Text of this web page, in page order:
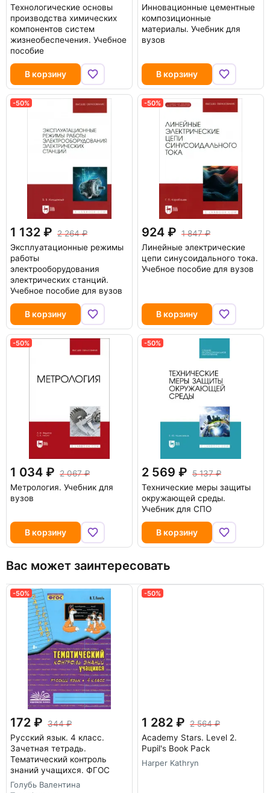
Технологические основы
производства химических
компонентов систем
жизнеобеспечения. Учебное
пособие
В корзину
Инновационные цементные
композиционные
материалы. Учебник для
вузов
В корзину
-50%
1 132
2 264
Эксплуатационные режимы
работы
электрооборудования
электрических станций.
Учебное пособие для вузов
В корзину
-50%
924
1 847
Линейные электрические
цепи синусоидального тока.
Учебное пособие для вузов
В корзину
-50%
1 034
2 067
Метрология. Учебник для
вузов
В корзину
-50%
2 569
5 137
Технические меры защиты
окружающей среды.
Учебник для СПО
В корзину
Вас может заинтересовать
-50%
172
344
Русский язык. 4 класс.
Зачетная тетрадь.
Тематический контроль
знаний учащихся. ФГОС
Голубь Валентина
-50%
1 282
2 564
Academy Stars. Level 2.
Pupil's Book Pack
Harper Kathryn